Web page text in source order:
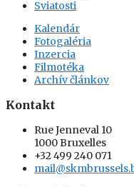
Sviatosti
Kalendár
Fotogaléria
Inzercia
Filmotéka
Archív článkov
Kontakt
Rue Jenneval 10
1000 Bruxelles
+32 499 240 071